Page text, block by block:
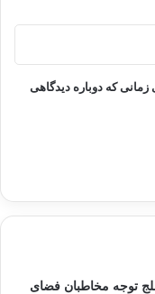
که دوباره دیدگاهی
توجه مخاطبان فضای